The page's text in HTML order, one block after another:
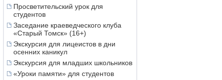
Просветительский урок для
студентов
Заседание краеведческого клуба
«Старый Томск» (16+)
Экскурсия для лицеистов в дни
осенних каникул
Экскурсия для младших школьников
«Уроки памяти» для студентов